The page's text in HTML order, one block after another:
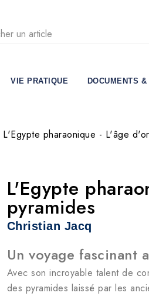
VIE PRATIQUE DOCUMENTS
L'Egypte pharaonique - L'âge
L'Egypte
pyramides
Christian Jacq
Un voyage fascinant
Avec son incroyable talent de
des pyramides laissé par les